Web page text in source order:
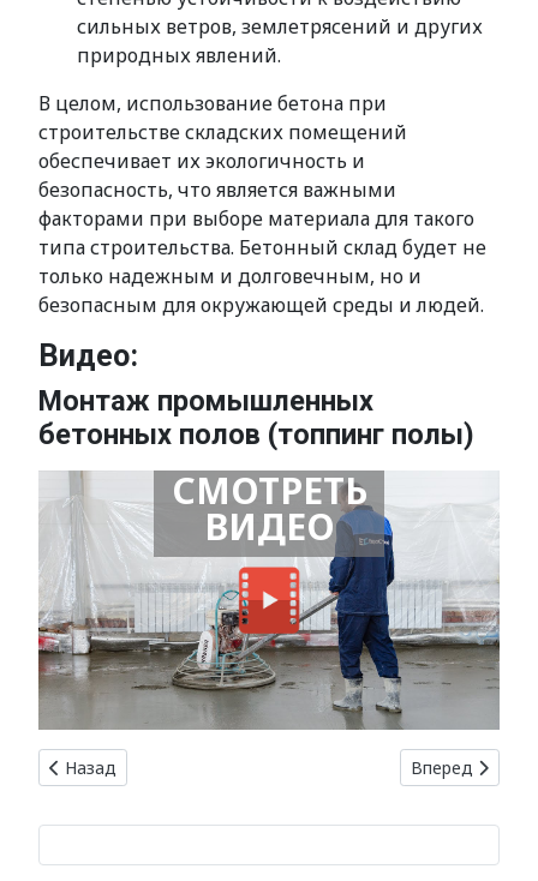
сильных ветров, землетрясений и других
природных явлений.
В целом, использование бетона при
строительстве складских помещений
обеспечивает их экологичность и
безопасность, что является важными
факторами при выборе материала для такого
типа строительства. Бетонный склад будет не
только надежным и долговечным, но и
безопасным для окружающей среды и людей.
Видео:
Монтаж промышленных
бетонных полов (топпинг полы)
СМОТРЕТЬ
ВИДЕО
Предыдущий: Дороги из бетона: преимущества и
Назад Следующий:
Вперед